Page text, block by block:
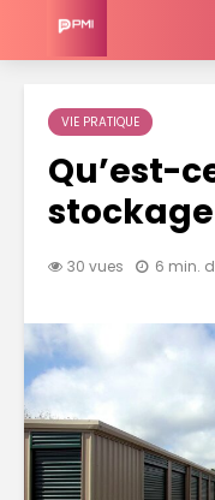
VIE PRATIQUE
Qu’est-
stockage
30 vues 6 min.